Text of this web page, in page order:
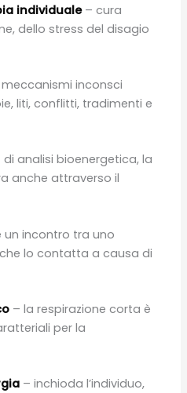
individuale– cura
dello stress del disagio
inconsci
liti, conflitti, tradimenti e
di analisi bioenergetica, la
anche attraverso il
un incontro tra uno
lo contatta a causa di
– la respirazione corta è
per la
– inchioda l’individuo,